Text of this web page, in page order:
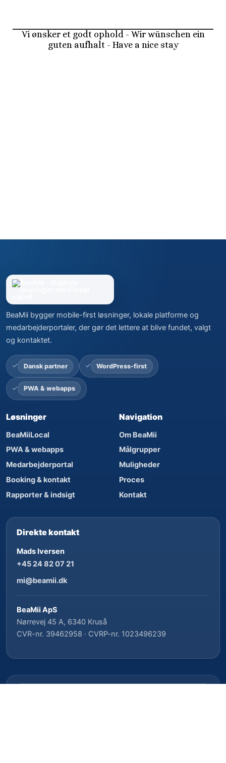
Vi ønsker et godt ophold - Wir wünschen ein
guten aufhalt - Have a nice stay
BeaMii bygger mobile-first løsninger, lokale platforme og
medarbejderportaler, der gør det lettere at blive fundet, valgt
og kontaktet.
Dansk partner WordPress-first
PWA & webapps
Løsninger
BeaMiiLocal
PWA & webapps
Medarbejderportal
Booking & kontakt
Rapporter & indsigt
Navigation
Om BeaMii
Målgrupper
Muligheder
Proces
Kontakt
Direkte kontakt
Mads Iversen
+45 24 82 07 21
mi@beamii.dk
BeaMii ApS
Nørrevej 45 A, 6340 Kruså
CVR-nr. 39462958 · CVRP-nr. 1023496239